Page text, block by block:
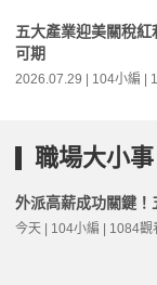
五大產業迎美關稅
可期
2026.07.29 | 104小編 |
職場大小事
外派高薪成功關鍵
今天 | 104小編 | 1084觀